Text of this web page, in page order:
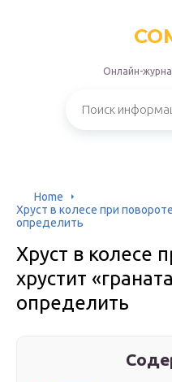
Онлайн-
Home
Хруст в колесе при
определить
Хруст в колесе
хрустит
определить